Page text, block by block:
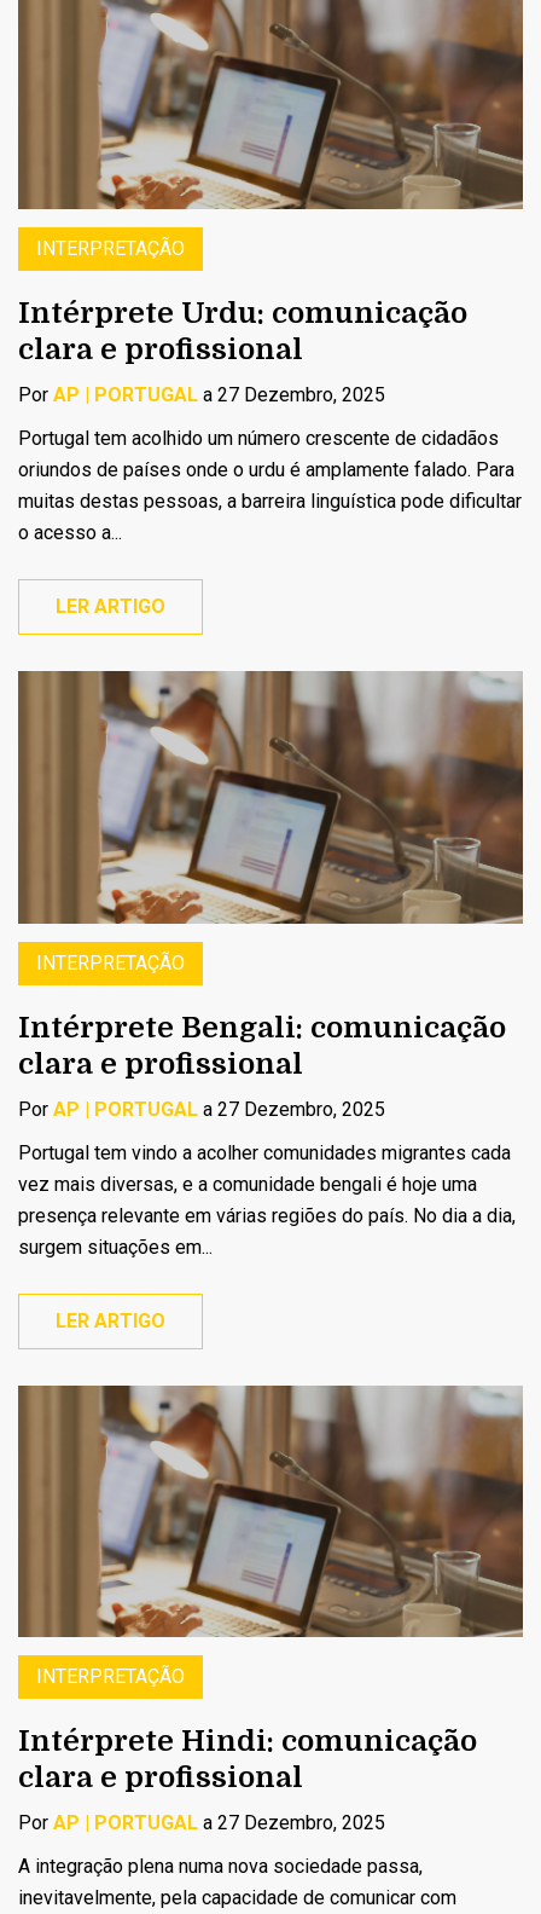
INTERPRETAÇÃO
Intérprete Urdu: comunicação
clara e profissional
Por AP | PORTUGAL a 27 Dezembro, 2025
Portugal tem acolhido um número crescente de cidadãos
oriundos de países onde o urdu é amplamente falado. Para
muitas destas pessoas, a barreira linguística pode dificultar
o acesso a...
LER ARTIGO
INTERPRETAÇÃO
Intérprete Bengali: comunicação
clara e profissional
Por AP | PORTUGAL a 27 Dezembro, 2025
Portugal tem vindo a acolher comunidades migrantes cada
vez mais diversas, e a comunidade bengali é hoje uma
presença relevante em várias regiões do país. No dia a dia,
surgem situações em...
LER ARTIGO
INTERPRETAÇÃO
Intérprete Hindi: comunicação
clara e profissional
Por AP | PORTUGAL a 27 Dezembro, 2025
A integração plena numa nova sociedade passa,
inevitavelmente, pela capacidade de comunicar com